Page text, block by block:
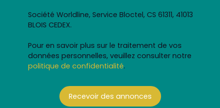
Société Worldline, Service Bloctel, CS 61311, 41013
BLOIS CEDEX.
Pour en savoir plus sur le traitement de vos
données personnelles, veuillez consulter notre
politique de confidentialité.
Recevoir des annonces